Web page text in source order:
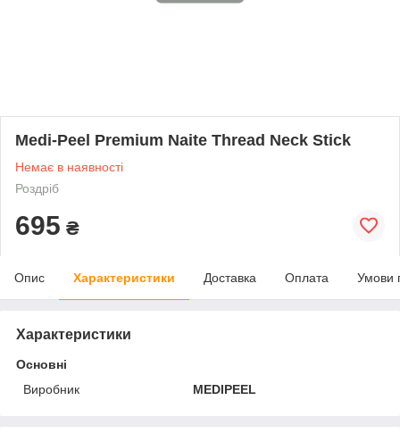
Medi-Peel Premium Naite Thread Neck Stick
Немає в наявності
Роздріб
695 ₴
Опис Характеристики Доставка Оплата Умови
Характеристики
Основні
Виробник
MEDIPEEL